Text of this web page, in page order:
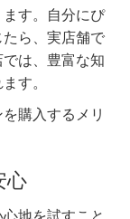
す。自分にぴ
ら、実店舗で
は、豊富な知
す。
購入するメリ
心